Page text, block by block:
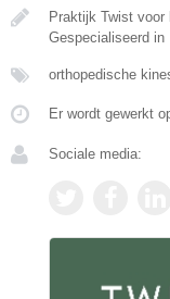
Praktijk Twist voor
Gespecialiseerd in
orthopedische
Er wordt gewerkt
Sociale media: